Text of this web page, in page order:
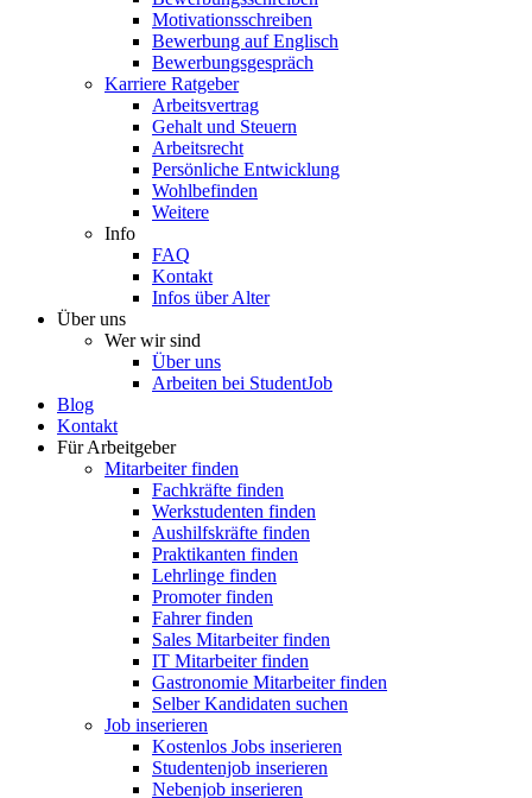
Motivationsschreiben
Bewerbung auf Englisch
Bewerbungsgespräch
Karriere Ratgeber
Arbeitsvertrag
Gehalt und Steuern
Arbeitsrecht
Persönliche Entwicklung
Wohlbefinden
Weitere
Info
FAQ
Kontakt
Infos über Alter
Über uns
Wer wir sind
Über uns
Arbeiten bei StudentJob
Blog
Kontakt
Für Arbeitgeber
Mitarbeiter finden
Fachkräfte finden
Werkstudenten finden
Aushilfskräfte finden
Praktikanten finden
Lehrlinge finden
Promoter finden
Fahrer finden
Sales Mitarbeiter finden
IT Mitarbeiter finden
Gastronomie Mitarbeiter finden
Selber Kandidaten suchen
Job inserieren
Kostenlos Jobs inserieren
Studentenjob inserieren
Nebenjob inserieren